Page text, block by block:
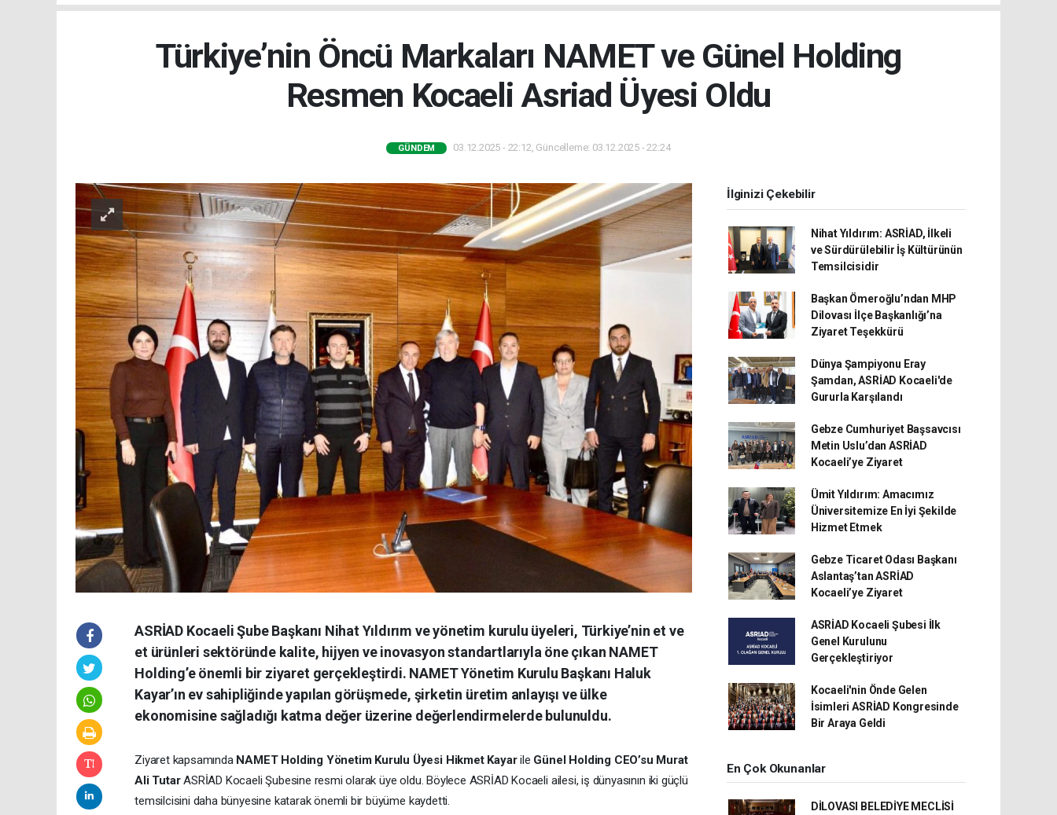
Türkiye’nin Öncü Markaları NAMET ve Günel Holding
Resmen Kocaeli Asriad Üyesi Oldu
GÜNDEM 03.12.2025 - 22:12, Güncelleme: 03.12.2025 - 22:24
ASRİAD Kocaeli Şube Başkanı Nihat Yıldırım ve yönetim kurulu üyeleri, Türkiye’nin et ve
et ürünleri sektöründe kalite, hijyen ve inovasyon standartlarıyla öne çıkan NAMET
Holding’e önemli bir ziyaret gerçekleştirdi. NAMET Yönetim Kurulu Başkanı Haluk
Kayar’ın ev sahipliğinde yapılan görüşmede, şirketin üretim anlayışı ve ülke
ekonomisine sağladığı katma değer üzerine değerlendirmelerde bulunuldu.
Ziyaret kapsamında NAMET Holding Yönetim Kurulu Üyesi Hikmet Kayarile Günel Holding CEO’su Murat
Ali TutarASRİAD Kocaeli Şubesine resmi olarak üye oldu. Böylece ASRİAD Kocaeli ailesi, iş dünyasının iki güçlü
temsilcisini daha bünyesine katarak önemli bir büyüme kaydetti.
İlginizi Çekebilir
Nihat Yıldırım: ASRİAD, İlkeli
ve Sürdürülebilir İş Kültürünün
Temsilcisidir
Başkan Ömeroğlu’ndan MHP
Dilovası İlçe Başkanlığı’na
Ziyaret Teşekkürü
Dünya Şampiyonu Eray
Şamdan, ASRİAD Kocaeli'de
Gururla Karşılandı
Gebze Cumhuriyet Başsavcısı
Metin Uslu’dan ASRİAD
Kocaeli’ye Ziyaret
Ümit Yıldırım: Amacımız
Üniversitemize En İyi Şekilde
Hizmet Etmek
Gebze Ticaret Odası Başkanı
Aslantaş’tan ASRİAD
Kocaeli’ye Ziyaret
ASRİAD Kocaeli Şubesi İlk
Genel Kurulunu
Gerçekleştiriyor
Kocaeli'nin Önde Gelen
İsimleri ASRİAD Kongresinde
Bir Araya Geldi
En Çok Okunanlar
DİLOVASI BELEDİYE MECLİSİ